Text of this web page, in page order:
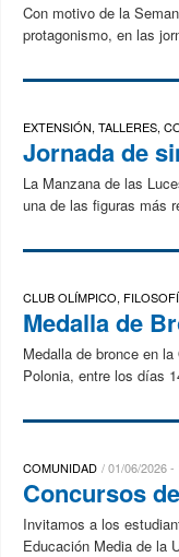
Con motivo de la
protagonismo, en las
EXTENSIÓN, TALLERES,
Jornada de
La Manzana de las
una de las figuras más
CLUB OLÍMPICO,
Medalla de
Medalla de bronce en
Polonia, entre los días
COMUNIDAD 01/06/2026 -
Concursos
Invitamos a los
Educación Media de la